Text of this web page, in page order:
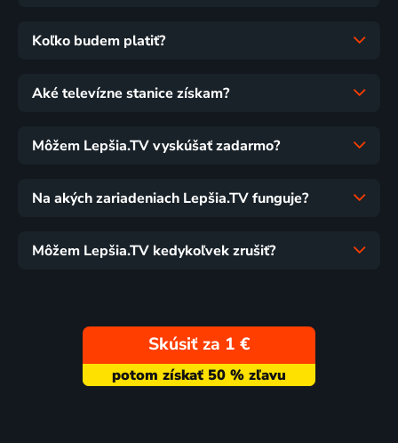
Koľko budem platiť?
Aké televízne stanice získam?
Môžem Lepšia.TV vyskúšať zadarmo?
Na akých zariadeniach Lepšia.TV funguje?
Môžem Lepšia.TV kedykoľvek zrušiť?
Skúsiť za 1 €